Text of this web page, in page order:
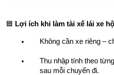
🟦 Lợi ích khi làm tài xế lái xe
Không cần xe riêng –
Thu nhập tính theo
sau mỗi chuyến đi.